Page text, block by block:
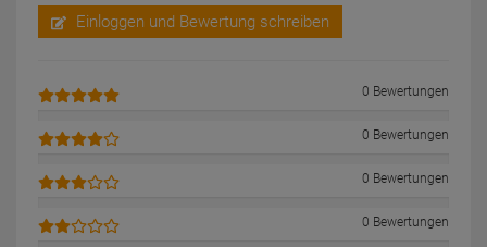
Einloggen und Bewertung schreiben
0 Bewertungen
0 Bewertungen
0 Bewertungen
0 Bewertungen